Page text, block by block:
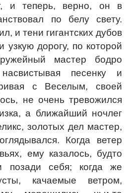
и теперь, верно, он в
по белу свету.
и тени гигантских дубов
узкую дорогу, по которой
мастер бодро
песенку и
с Веселым, своей
не очень тревожился
а ближайший ночлег
золотых дел мастер,
Когда ветер
ему казалось, будто
себя; когда же
качаемые ветром,